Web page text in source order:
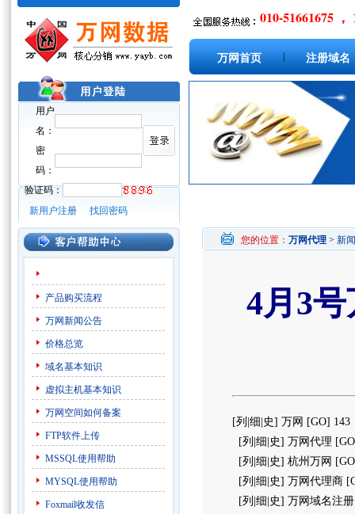
用户
名：
密
码：
验证码：
新用户注册
找回密码
010-51661675 ，
万网首页 注册域名
产品购买流程
万网新闻公告
价格总览
域名基本知识
虚拟主机基本知识
万网空间如何备案
FTP软件上传
MSSQL使用帮助
MYSQL使用帮助
Foxmail收发信
您的位置： 万网代理 > 新
4月3
[列|细|史] 万网 [GO]
[列|细|史] 万网代理
[列|细|史] 杭州万网
[列|细|史] 万网代理
[列|细|史] 万网域名注